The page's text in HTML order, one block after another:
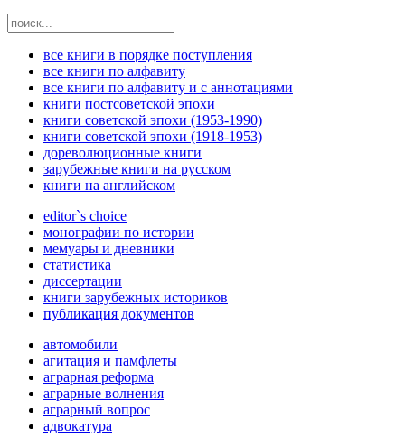
все книги в порядке поступления
все книги по алфавиту
все книги по алфавиту и с аннотациями
книги постсоветской эпохи
книги советской эпохи (1953-1990)
книги советской эпохи (1918-1953)
дореволюционные книги
зарубежные книги на русском
книги на английском
editor`s choice
монографии по истории
мемуары и дневники
статистика
диссертации
книги зарубежных историков
публикация документов
автомобили
агитация и памфлеты
аграрная реформа
аграрные волнения
аграрный вопрос
адвокатура